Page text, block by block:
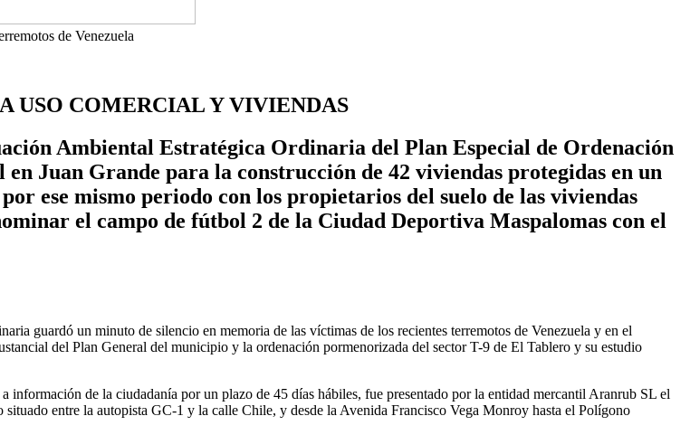
de Venezuela
USO COMERCIAL Y VIVIENDAS
Ambiental Estratégica Ordinaria del Plan Especial de Ordenación
Juan Grande para la construcción de 42 viviendas protegidas en un
ese mismo periodo con los propietarios del suelo de las viviendas
el campo de fútbol 2 de la Ciudad Deportiva Maspalomas con el
guardó un minuto de silencio en memoria de las víctimas de los recientes terremotos de Venezuela y en el
del Plan General del municipio y la ordenación pormenorizada del sector T-9 de El Tablero y su estudio
información de la ciudadanía por un plazo de 45 días hábiles, fue presentado por la entidad mercantil Aranrub SL el
entre la autopista GC-1 y la calle Chile, y desde la Avenida Francisco Vega Monroy hasta el Polígono